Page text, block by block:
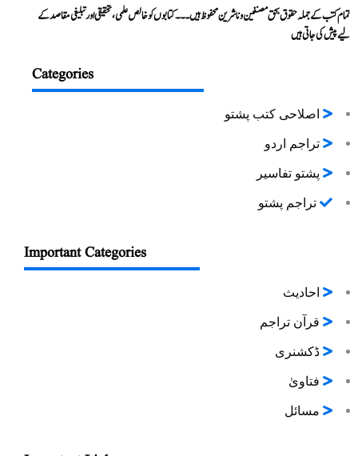
تمام کتب کے جملہ حقوق بحق مصنفین و ناشرین محفوظ ہیں۔۔۔ کتابوں کو خالص علمی، تحقیقی اور تبلیغی مقاصد کے
لیے پیش کی جاتی ہیں
Categories
اصلاحی کتب پشتو
تراجم اردو
پشتو تفاسیر
تراجم پشتو
Important Categories
احادیث
قرآن تراجم
ڈکشنری
فتاویٰ
مسائل